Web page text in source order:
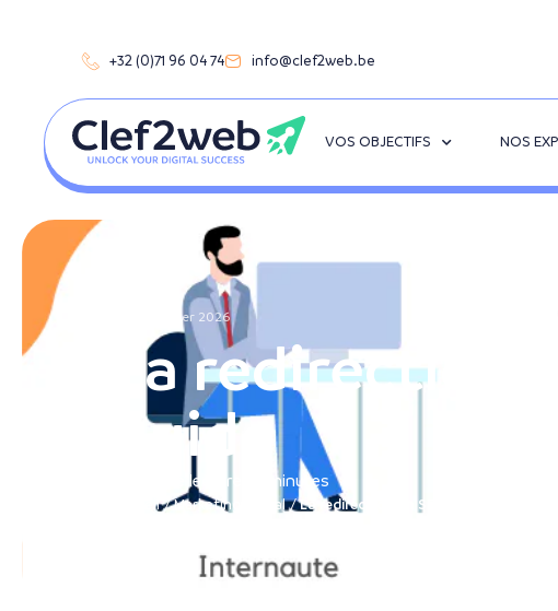
+32 (0)71 96 04 74 info@clef2web.be
VOS OBJECTIFS NOS
14 janvier 2026
La redirection
guide
Temps de lecture : minutes
Accueil/Marketing digital/La redirection en SEO : notre guide